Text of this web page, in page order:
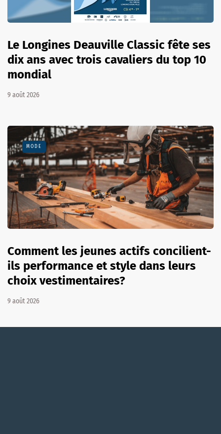
Le Longines Deauville Classic fête ses
dix ans avec trois cavaliers du top 10
mondial
9 août 2026
MODE
Comment les jeunes actifs concilient-
ils performance et style dans leurs
choix vestimentaires?
9 août 2026